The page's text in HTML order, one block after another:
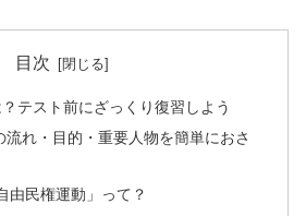
目次
テスト前にざっくり復習しよう
流れ・目的・重要人物を簡単におさ
由民権運動」って？